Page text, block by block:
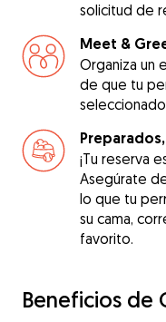
solicitud de
Meet &
Organiza un
de que tu
¡Tu reserva
Asegúrate
lo que tu
su cama,
favorito.
Beneficios de